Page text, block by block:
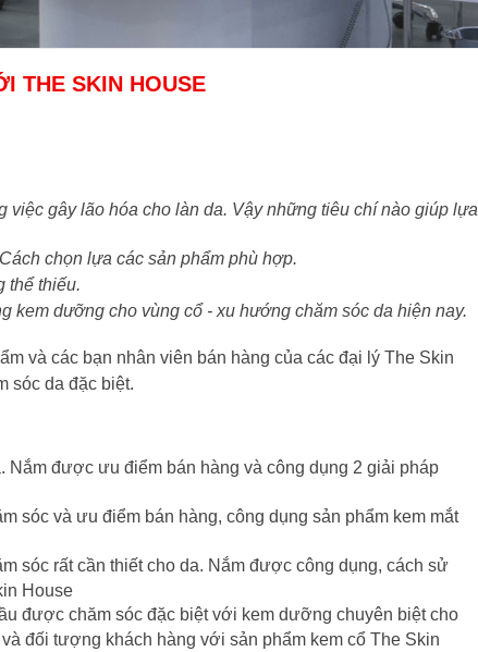
THE SKIN HOUSE
việc gây lão hóa cho làn da. Vậy những tiêu chí nào giúp lựa
chọn lựa các sản phẩm phù hợp.
thể thiếu.
kem dưỡng cho vùng cổ - xu hướng chăm sóc da hiện nay.
và các bạn nhân viên bán hàng của các đại lý The Skin
sóc da đặc biệt.
Nắm được ưu điểm bán hàng và công dụng 2 giải pháp
sóc và ưu điểm bán hàng, công dụng sản phẩm kem mắt
sóc rất cần thiết cho da. Nắm được công dụng, cách sử
House
được chăm sóc đặc biệt với kem dưỡng chuyên biệt cho
đối tượng khách hàng với sản phẩm kem cổ The Skin